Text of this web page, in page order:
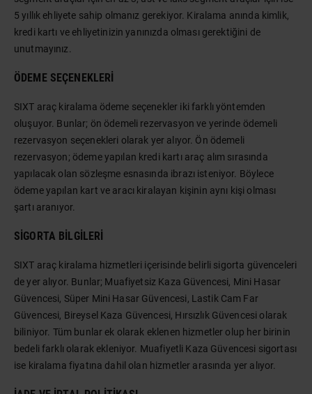
5 yıllık ehliyete sahip olmanız gerekiyor. Kiralama anında kimlik,
kredi kartı ve ehliyetinizin yanınızda olması gerektiğini de
unutmayınız.
ÖDEME SEÇENEKLERI
SIXT araç kiralama ödeme seçenekler iki farklı yöntemden
oluşuyor. Bunlar; ön ödemeli rezervasyon ve yerinde ödemeli
rezervasyon seçenekleri olarak yer alıyor. Ön ödemeli
rezervasyon; ödeme yapılan kredi kartı araç alım sırasında
yapılacak olan sözleşme esnasında ibrazı isteniyor. Böylece
ödeme yapılan kart ve aracı kiralayan kişinin aynı kişi olması
şartı aranıyor.
SIGORTA BILGILERI
SIXT araç kiralama hizmetleri içerisinde belirli sigorta güvenceleri
de yer alıyor. Bunlar; Muafiyetsiz Kaza Güvencesi, Mini Hasar
Güvencesi, Süper Mini Hasar Güvencesi, Lastik Cam Far
Güvencesi, Bireysel Kaza Güvencesi, Hırsızlık Güvencesi olarak
biliniyor. Tüm bunlar ek olarak eklenen hizmetler olup her birinin
bedeli farklı olarak ekleniyor. Muafiyetli Kaza Güvencesi sigortası
ise kiralama fiyatına dahil olan hizmetler arasında yer alıyor.